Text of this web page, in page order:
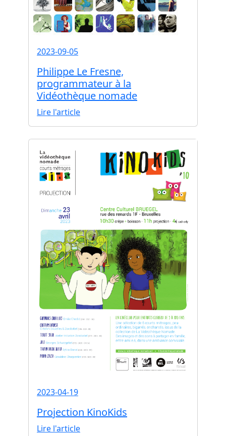
2023-09-05
Philippe Le Fresne,
programmateur à la
Vidéothèque nomade
Lire l'article
2023-04-19
Projection KinoKids
Lire l'article